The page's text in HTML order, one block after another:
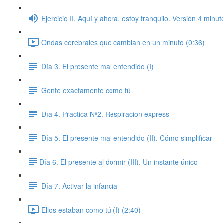
Ejercicio II. Aquí y ahora, estoy tranquilo. Versión 4
Ondas cerebrales que cambian en un minuto (0:36)
Día 3. El presente mal entendido (I)
Gente exactamente como tú
Día 4. Práctica Nº2. Respiración express
Día 5. El presente mal entendido (II). Cómo simplificar
​Día 6. El presente al dormir (III). Un instante único
Día 7. Activar la infancia
Ellos estaban como tú (I) (2:40)